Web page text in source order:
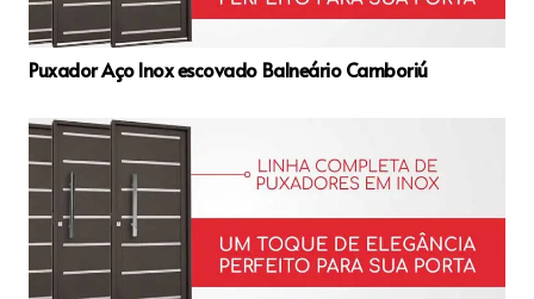
Puxador Aço Inox escovado Balneário Camboriú